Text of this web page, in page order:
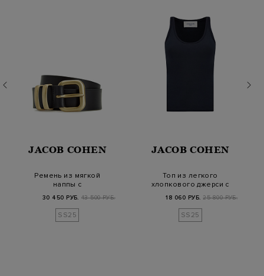
JACOB COHEN
Ремень из мягкой
наппы с
металлическими
фиксаторами и…
30 450 РУБ. 43 500 РУБ.
SS25
JACOB COHEN
Топ из легкого
хлопкового джерси с
U-образным вырезом
18 060 РУБ. 25 800 РУБ.
SS25